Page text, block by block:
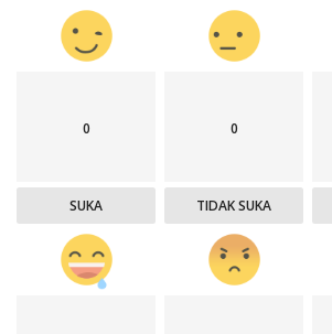
0
SUKA
0
TIDAK SUKA